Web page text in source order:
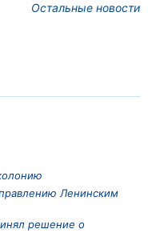
Остальные новости
Ленинским
решение о